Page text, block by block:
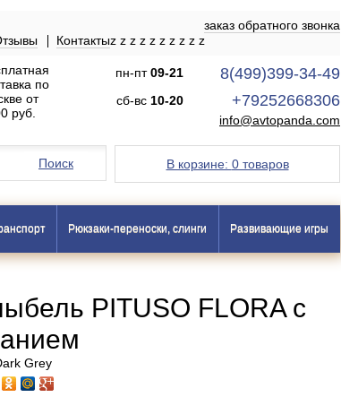
заказ обратного звонка
z z z z z z z z z z
Контакты
по
от
руб.
пн-пт09-21
сб-вс 10-20
8(499)399-34-49
+79252668306
info@avtopanda.com
В корзине: 0 товаров
Поиск
Рюкзаки-переноски, слинги Развивающие игры
PITUSO FLORA с
Grey